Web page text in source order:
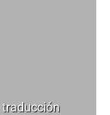
traducción